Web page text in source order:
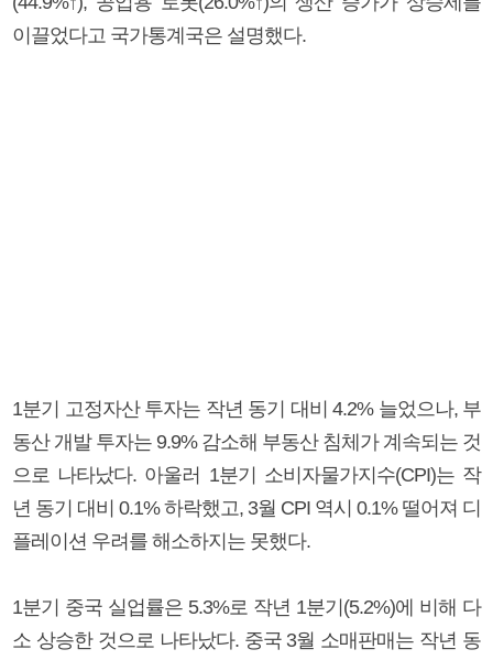
이끌었다고 국가통계국은 설명했다.
1분기 고정자산 투자는 작년 동기 대비 4.2% 늘었으나, 부
동산 개발 투자는 9.9% 감소해 부동산 침체가 계속되는 것
으로 나타났다. 아울러 1분기 소비자물가지수(CPI)는 작
년 동기 대비 0.1% 하락했고, 3월 CPI 역시 0.1% 떨어져 디
플레이션 우려를 해소하지는 못했다.
1분기 중국 실업률은 5.3%로 작년 1분기(5.2%)에 비해 다
소 상승한 것으로 나타났다. 중국 3월 소매판매는 작년 동